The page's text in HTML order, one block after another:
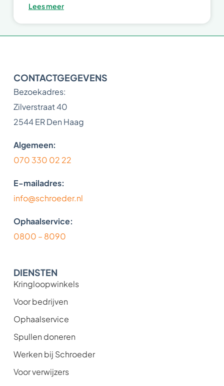
Lees meer
CONTACTGEGEVENS
Bezoekadres:
Zilverstraat 40
2544 ER Den Haag
Algemeen:
070 330 02 22
E-mailadres:
info@schroeder.nl
Ophaalservice:
0800 – 8090
DIENSTEN
Kringloopwinkels
Voor bedrijven
Ophaalservice
Spullen doneren
Werken bij Schroeder
Voor verwijzers